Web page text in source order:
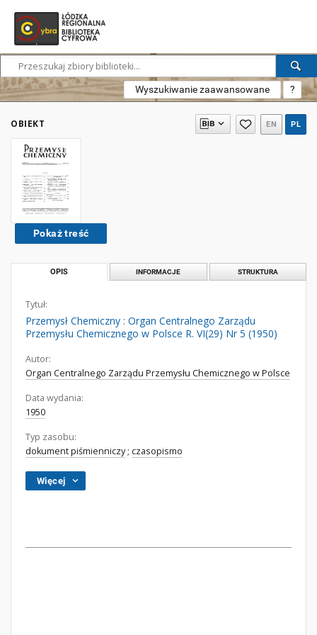
Wyszukiwanie zaawansowane ?
OBIEKT EN PL
Pokaż treść
OPIS INFORMACJE STRUKTURA
Tytuł:
Przemysł Chemiczny : Organ Centralnego Zarządu
Przemysłu Chemicznego w Polsce R. VI(29) Nr 5 (1950)
Autor:
Organ Centralnego Zarządu Przemysłu Chemicznego w Polsce
Data wydania:
1950
Typ zasobu:
dokument piśmienniczy; czasopismo
Więcej